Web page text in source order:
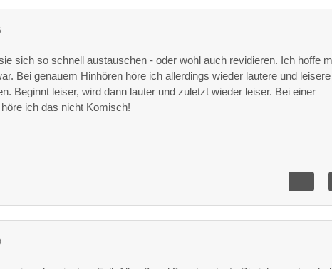
sich so schnell austauschen - oder wohl auch revidieren. Ich hoffe
Bei genauem Hinhören höre ich allerdings wieder lautere und leisere
Beginnt leiser, wird dann lauter und zuletzt wieder leiser. Bei einer
ich das nicht Komisch!